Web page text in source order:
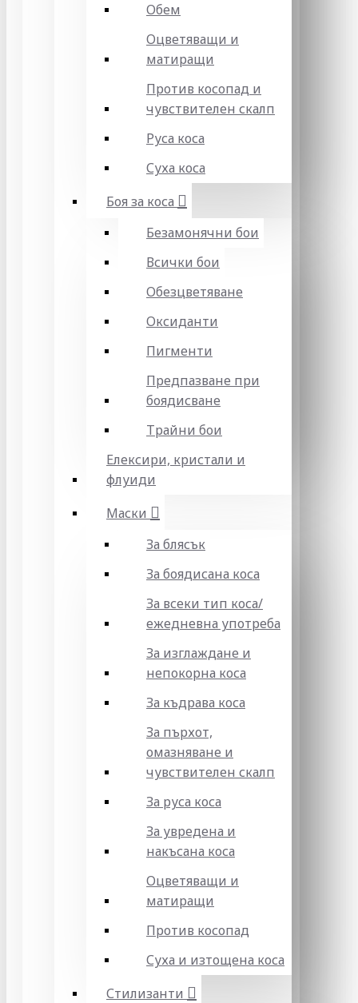
Обем
Оцветяващи и
матиращи
Против косопад и
чувствителен скалп
Руса коса
Суха коса
Боя за коса
Безамонячни бои
Всички бои
Обезцветяване
Оксиданти
Пигменти
Предпазване при
боядисване
Трайни бои
Елексири, кристали и
флуиди
Маски
За блясък
За боядисана коса
За всеки тип коса/
ежедневна употреба
За изглаждане и
непокорна коса
За къдрава коса
За пърхот,
омазняване и
чувствителен скалп
За руса коса
За увредена и
накъсана коса
Оцветяващи и
матиращи
Против косопад
Суха и изтощена коса
Стилизанти